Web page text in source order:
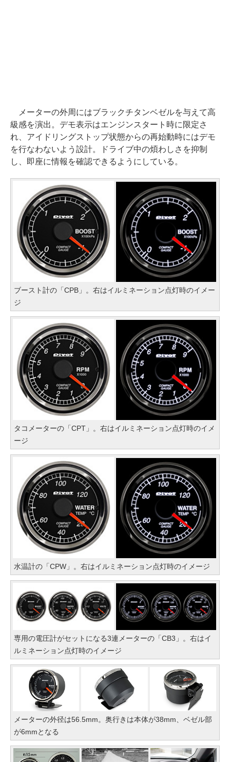
メーターの外周にはブラックチタンベゼルを与えて高
級感を演出。デモ表示はエンジンスタート時に限定さ
れ、アイドリングストップ状態からの再始動時にはデモ
を行なわないよう設計。ドライブ中の煩わしさを抑制
し、即座に情報を確認できるようにしている。
ブースト計の「CPB」。右はイルミネーション点灯時のイメー
ジ
タコメーターの「CPT」。右はイルミネーション点灯時のイメ
ージ
水温計の「CPW」。右はイルミネーション点灯時のイメージ
専用の電圧計がセットになる3連メーターの「CB3」。右はイ
ルミネーション点灯時のイメージ
メーターの外径は56.5mm。奥行きは本体が38mm、ベゼル部
が6mmとなる